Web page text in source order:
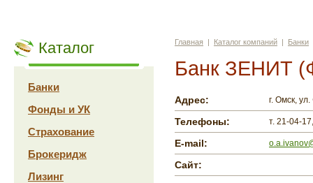
Каталог
Банки
Фонды и УК
Страхование
Брокеридж
Лизинг
Главная | Каталог компаний | Банки
Банк ЗЕНИТ
Адрес: г. Омск,
Телефоны: т. 21-04-
E-mail:
Сайт: